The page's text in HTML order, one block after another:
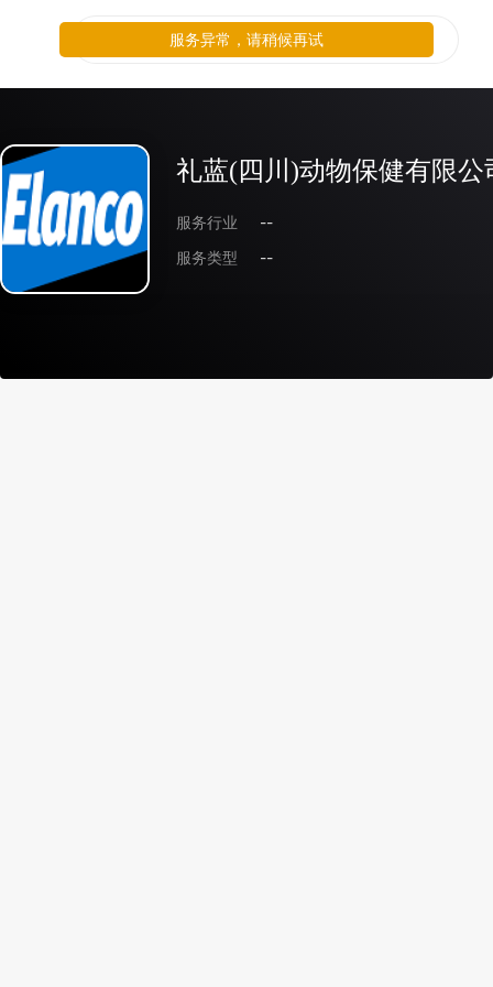
礼蓝(四川)动物保健有限公
服务行业
--
服务类型
--
服务异常，请稍候再试